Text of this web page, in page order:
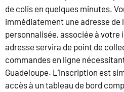
de colis en quelques minutes.
immédiatement une adresse de
personnalisée, associée à
adresse servira de point de
commandes en ligne
Guadeloupe. L’inscription est
accès à un tableau de bord